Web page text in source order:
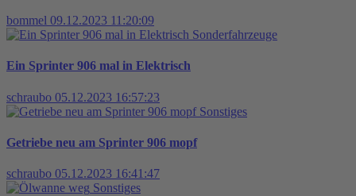
bommel 09.12.2023 11:20:09
Sonderfahrzeuge
Ein Sprinter 906 mal in Elektrisch
schraubo 05.12.2023 16:57:23
Sonstiges
Getriebe neu am Sprinter 906 mopf
schraubo 05.12.2023 16:41:47
Sonstiges